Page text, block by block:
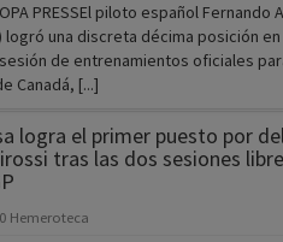
PRESSEl piloto español Fernando
logró una discreta décima posición en
de entrenamientos oficiales
Canadá, [...]
logra el primer puesto por
tras las dos sesiones
Hemeroteca